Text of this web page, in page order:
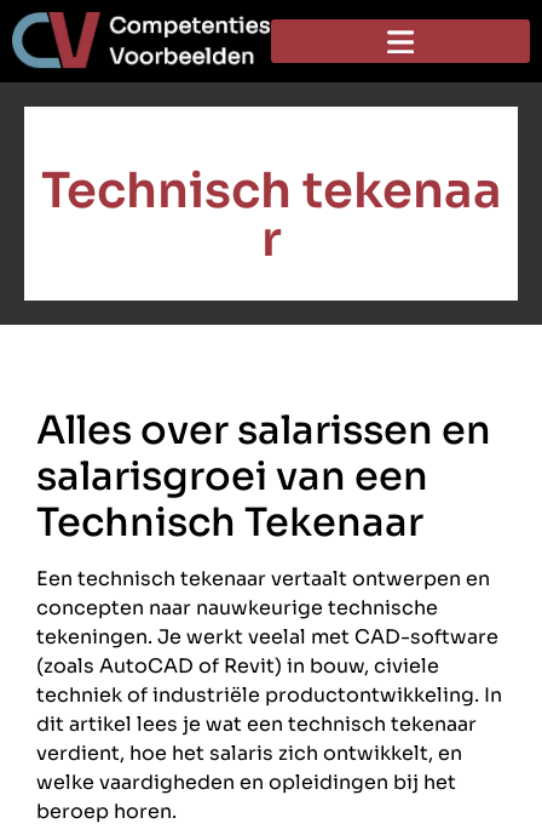
Technisch tekenaa
r
Alles over salarissen en
salarisgroei van een
Technisch Tekenaar
Een technisch tekenaar vertaalt ontwerpen en
concepten naar nauwkeurige technische
tekeningen. Je werkt veelal met CAD-software
(zoals AutoCAD of Revit) in bouw, civiele
techniek of industriële productontwikkeling. In
dit artikel lees je wat een technisch tekenaar
verdient, hoe het salaris zich ontwikkelt, en
welke vaardigheden en opleidingen bij het
beroep horen.